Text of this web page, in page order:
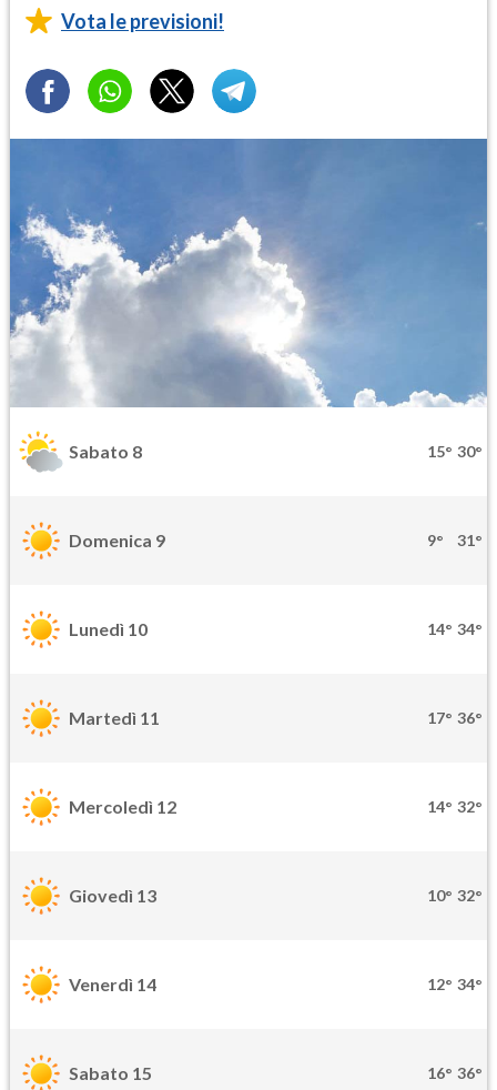
Vota le previsioni!
Sabato 8 15° 30°
Domenica 9 9° 31°
Lunedì 10 14° 34°
Martedì 11 17° 36°
Mercoledì 12 14° 32°
Giovedì 13 10° 32°
Venerdì 14 12° 34°
Sabato 15 16° 36°